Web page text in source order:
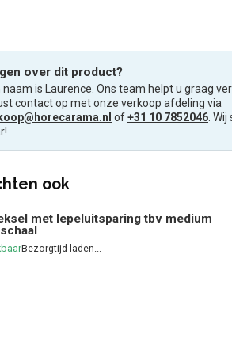
over dit product?
naam is Laurence. Ons team helpt u graag
contact op met onze verkoop afdeling via
of+31 10 7852046 .
ook
met lepeluitsparing tbv medium